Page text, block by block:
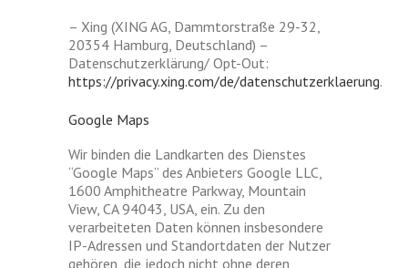
– Xing (XING AG, Dammtorstraße 29-32,
20354 Hamburg, Deutschland) –
Datenschutzerklärung/ Opt-Out:
https://privacy.xing.com/de/datenschutzerklaerung.
Google Maps
Wir binden die Landkarten des Dienstes
“Google Maps” des Anbieters Google LLC,
1600 Amphitheatre Parkway, Mountain
View, CA 94043, USA, ein. Zu den
verarbeiteten Daten können insbesondere
IP-Adressen und Standortdaten der Nutzer
gehören, die jedoch nicht ohne deren